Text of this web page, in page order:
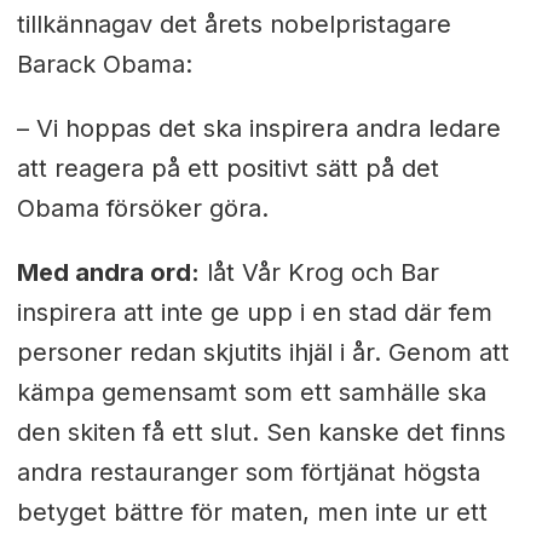
tillkännagav det årets nobelpristagare
Barack Obama:
– Vi hoppas det ska inspirera andra ledare
att reagera på ett positivt sätt på det
Obama försöker göra.
Med andra ord: låt Vår Krog och Bar
inspirera att inte ge upp i en stad där fem
personer redan skjutits ihjäl i år. Genom att
kämpa gemensamt som ett samhälle ska
den skiten få ett slut. Sen kanske det finns
andra restauranger som förtjänat högsta
betyget bättre för maten, men inte ur ett